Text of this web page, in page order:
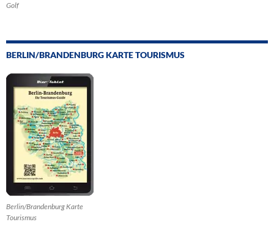
Golf
BERLIN/BRANDENBURG KARTE TOURISMUS
Berlin/Brandenburg Karte
Tourismus